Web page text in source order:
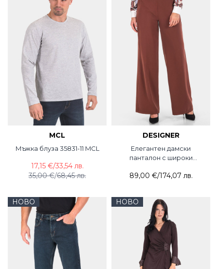
MCL
Мъжка блуза 35831-11 MCL
35,00 €/68,45 лв.
17,15 €/33,54 лв.
DESIGNER
Елегантен дамски
панталон с широки
DESIGNER
89,00 €/174,07 лв.
НОВО НОВО